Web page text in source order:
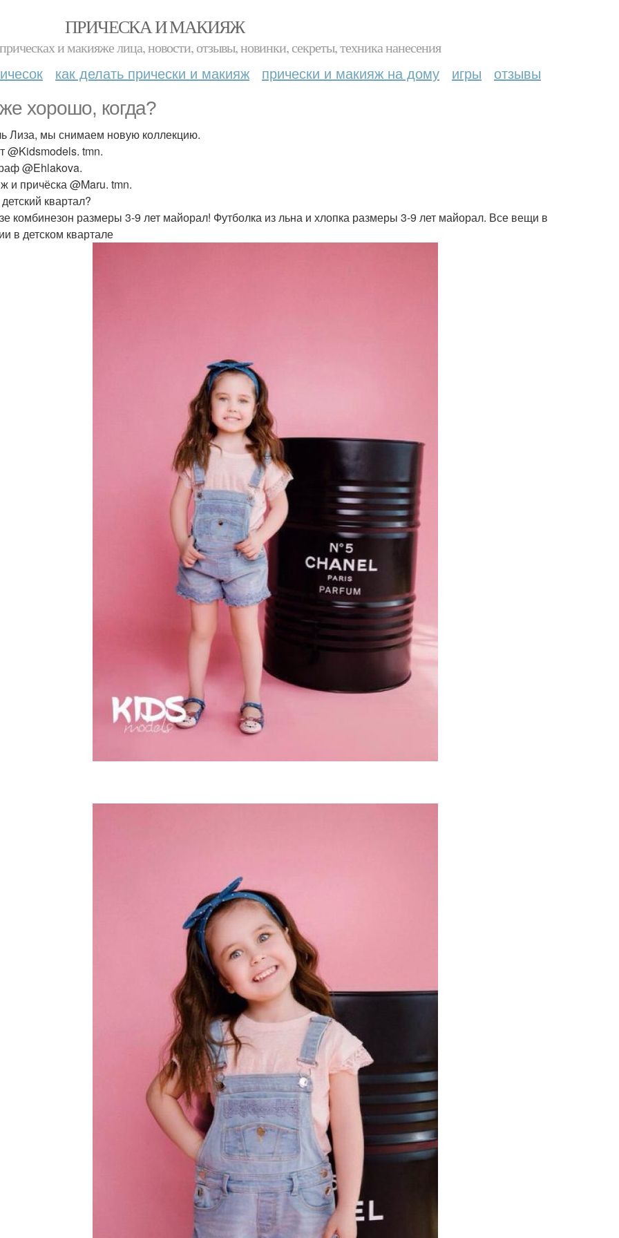
ПРИЧЕСКА И МАКИЯЖ
и макияже лица, новости, отзывы, новинки, секреты, техника нанесения
как делать прически и макияж прически и макияж на дому игры отзывы
хорошо, когда?
Лиза, мы снимаем новую коллекцию.
@Kidsmodels. tmn.
@Ehlakova.
и причёска @Maru. tmn.
квартал?
комбинезон размеры 3-9 лет майорал! Футболка из льна и хлопка размеры 3-9 лет майорал. Все вещи в
в детском квартале